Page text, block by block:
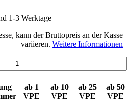
1-3 Werktage
kann der Bruttopreis an der Kasse
variieren. Weitere Informationen
ab 1
VPE
ab 10
VPE
ab 25
VPE
ab 50
VPE